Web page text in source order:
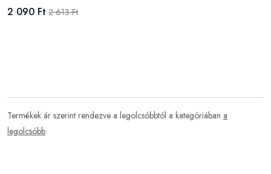
2 090 Ft 2 613 Ft
Termékek ár szerint rendezve a legolcsóbbtól a kategóriában a
legolcsóbb